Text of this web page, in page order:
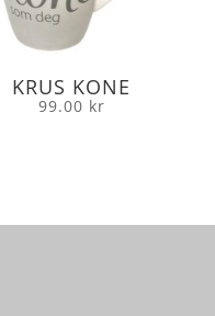
KRUS KONE
99.00 kr